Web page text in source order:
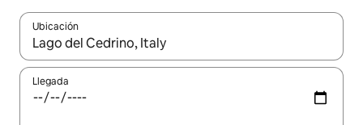
Ubicación
Cuando los resultados estén disponibles, navega con las
Llegada